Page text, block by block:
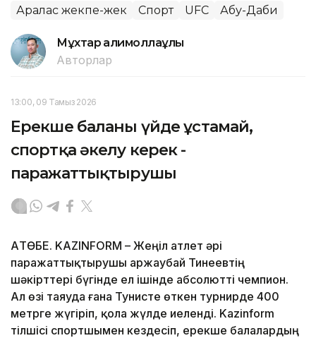
Аралас жекпе-жек Спорт UFC Абу-Даби
Мұхтар Қалимоллаұлы
Авторлар
13:00, 09 Тамыз 2026
Ерекше баланы үйде ұстамай,
спортқа әкелу керек -
паражаттықтырушы
АҚТӨБЕ. KAZINFORM – Жеңіл атлет әрі
паражаттықтырушы Қаржаубай Тинеевтің
шәкірттері бүгінде ел ішінде абсолютті чемпион.
Ал өзі таяуда ғана Тунисте өткен турнирде 400
метрге жүгіріп, қола жүлде иеленді. Kazinform
тілшісі спортшымен кездесіп, ерекше балалардың